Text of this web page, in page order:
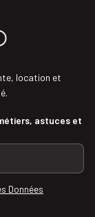
location et
astuces et
Données